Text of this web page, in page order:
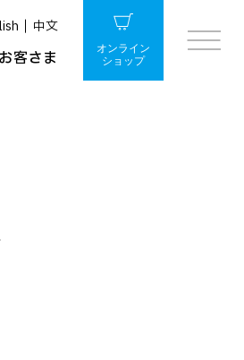
中文
客さま
オンライン
ショップ